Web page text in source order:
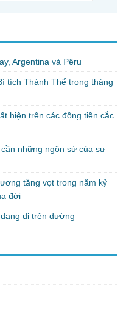
Argentina và Pêru
tích Thánh Thể trong tháng
hiện trên các đồng tiền cắc
những ngôn sứ của sự
tăng vọt trong năm kỷ
đời
đi trên đường